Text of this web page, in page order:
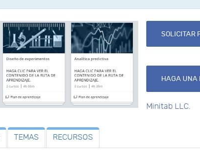
SOLICITAR
HAGA UNA
Minitab LLC.
TEMAS RECURSOS